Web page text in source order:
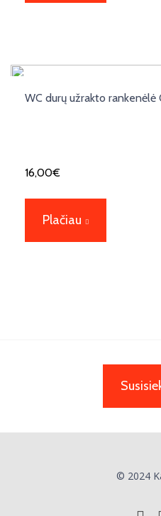
WC durų užrakto rankenėlė
16,00€
Plačiau
© 2024